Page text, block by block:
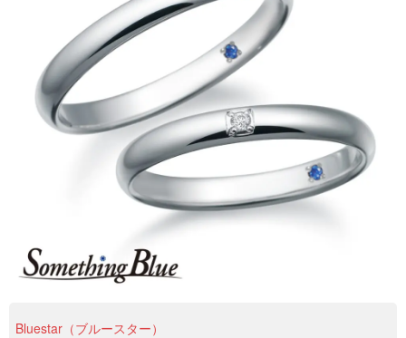
Bluestar（ブルースター）